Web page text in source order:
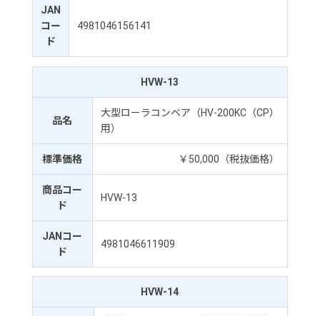
JAN
コー
ド
4981046156141
HVW-13
品名
大型ローラコンベア（HV-200KC（CP）
用）
標準価格 ￥50,000（税抜価格）
商品コー
ド
HVW-13
JANコー
ド
4981046611909
HVW-14